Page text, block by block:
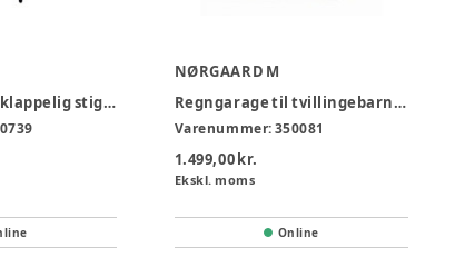
Odder sammenklappelig stige m/ brede trin
NØRGAARD M
Regngarage til tvillingebarnevogn
Varenummer:350081
1.499,00 kr.
Ekskl. moms
Online